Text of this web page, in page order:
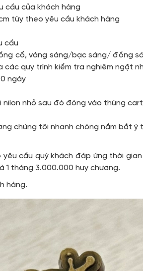
cầu của khách hàng
tùy theo yêu cầu khách hàng
cầu
cổ, vàng sáng/bạc sáng/ đồng
quy trình kiểm tra nghiêm ngặt
ngày
nhỏ sau đó đóng vào thùng
chúng tôi nhanh chóng nắm bắt
cầu quý khách đáp ứng thời
1 tháng 3.000.000 huy chương.
hàng.